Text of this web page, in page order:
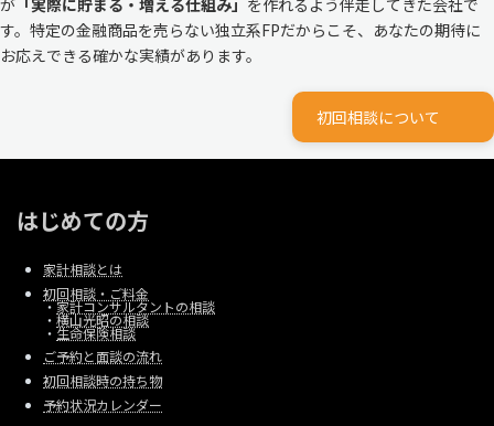
が 「実際に貯まる・増える仕組み」 を作れるよう伴走してきた会社で
す。特定の金融商品を売らない独立系FPだからこそ、あなたの期待に
お応えできる確かな実績があります。
初回相談について
はじめての方
家計相談とは
初回相談・ご料金
・家計コンサルタントの相談
・ 横山光昭の相談
・ 生命保険相談
ご予約と面談の流れ
初回相談時の持ち物
予約状況カレンダー